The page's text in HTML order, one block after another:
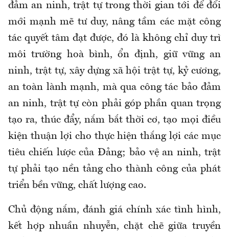
đảm an ninh, trật tự trong thời gian tới để đổi
mới mạnh mẽ tư duy, nâng tầm các mặt công
tác quyết tâm đạt được, đó là không chỉ duy trì
môi trường hoà bình, ổn định, giữ vững an
ninh, trật tự, xây dựng xã hội trật tự, kỷ cương,
an toàn lành mạnh, mà qua công tác bảo đảm
an ninh, trật tự còn phải góp phần quan trọng
tạo ra, thúc đẩy, nắm bắt thời cơ, tạo mọi điều
kiện thuận lợi cho thực hiện thắng lợi các mục
tiêu chiến lược của Đảng; bảo vệ an ninh, trật
tự phải tạo nền tảng cho thành công của phát
triển bền vững, chất lượng cao.
Chủ động nắm, đánh giá chính xác tình hình,
kết hợp nhuần nhuyễn, chặt chẽ giữa truyền